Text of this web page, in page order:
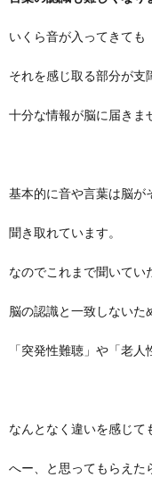
いくら音が入ってきても
それを感じ取る部分が支
十分な情報が脳に届きま
基本的に音や言葉は脳が
聞き取れています。
なのでこれまで聞いてい
脳の認識と一致しないた
「突発性難聴」や「老人
なんとなく違いを感じて
へー、と思ってもらえた